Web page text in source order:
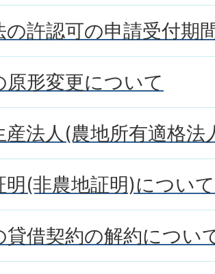
の許認可の申請受付期
原形変更について
産法人(農地所有適格法
明(非農地証明)について
貸借契約の解約につい